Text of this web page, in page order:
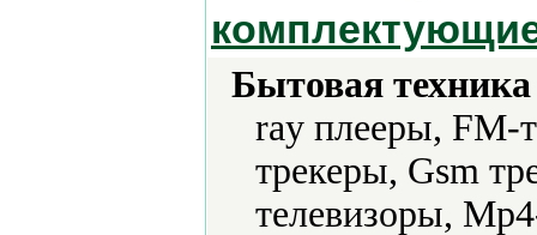
Бытовая
ray плееры, FM-
трекеры, Gsm
телевизоры,